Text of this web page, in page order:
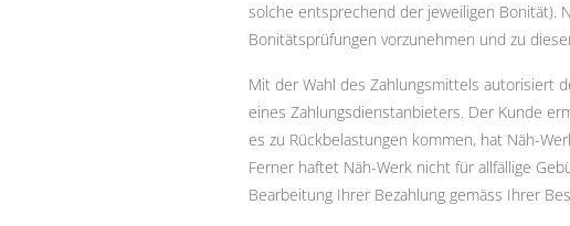
solche entsprechend der jeweiligen Bonität).
Bonitätsprüfungen vorzunehmen und zu
Mit der Wahl des Zahlungsmittels autorisiert
eines Zahlungsdienstanbieters. Der Kunde
es zu Rückbelastungen kommen, hat Näh-
Ferner haftet Näh-Werk nicht für allfällige
Bearbeitung Ihrer Bezahlung gemäss Ihrer